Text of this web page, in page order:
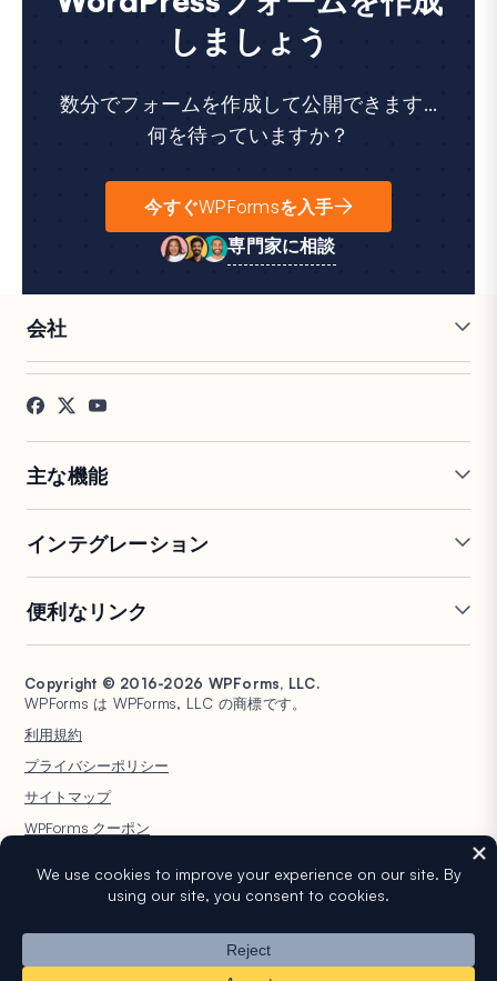
しましょう
数分でフォームを作成して公開できます...
何を待っていますか？
今すぐWPFormsを入手
専門家に相談
会社
採用情報
お客様の声
プレス
アフィリエイト
主な機能
条件付きロジック
会話型フォーム
フォームランディングページ
エントリー管理
フォーム放棄
フォーム通知
ファイルアップロード
計算フォーム
ジオロケーションフォーム
PDF生成
署名フォーム
スパム保護
アンケートと投票
インテグレーション
Google Sheets
Salesforce
HubSpot
Google ドライブ
Stripe
PayPal
Square
便利なリンク
ドキュメント
プランと料金
WordPress ホスティング
WPBeginner
WPConsent
Universally
Copyright © 2016-2026 WPForms, LLC.
WPForms は WPForms, LLC の商標です。
利用規約
プライバシーポリシー
サイトマップ
WPForms クーポン
ブサイトでの WordPress® の名前の使用は、識別目的のみであり、
WordPress Foundation による承認を意味するものではありません。